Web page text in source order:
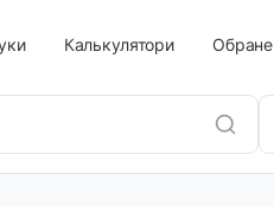
Калькулятори Обране